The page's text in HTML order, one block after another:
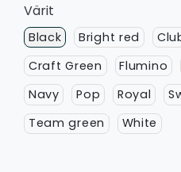
Värit
Black Bright red
Craft Green
Flumino
Navy
Pop Royal
Team green
White